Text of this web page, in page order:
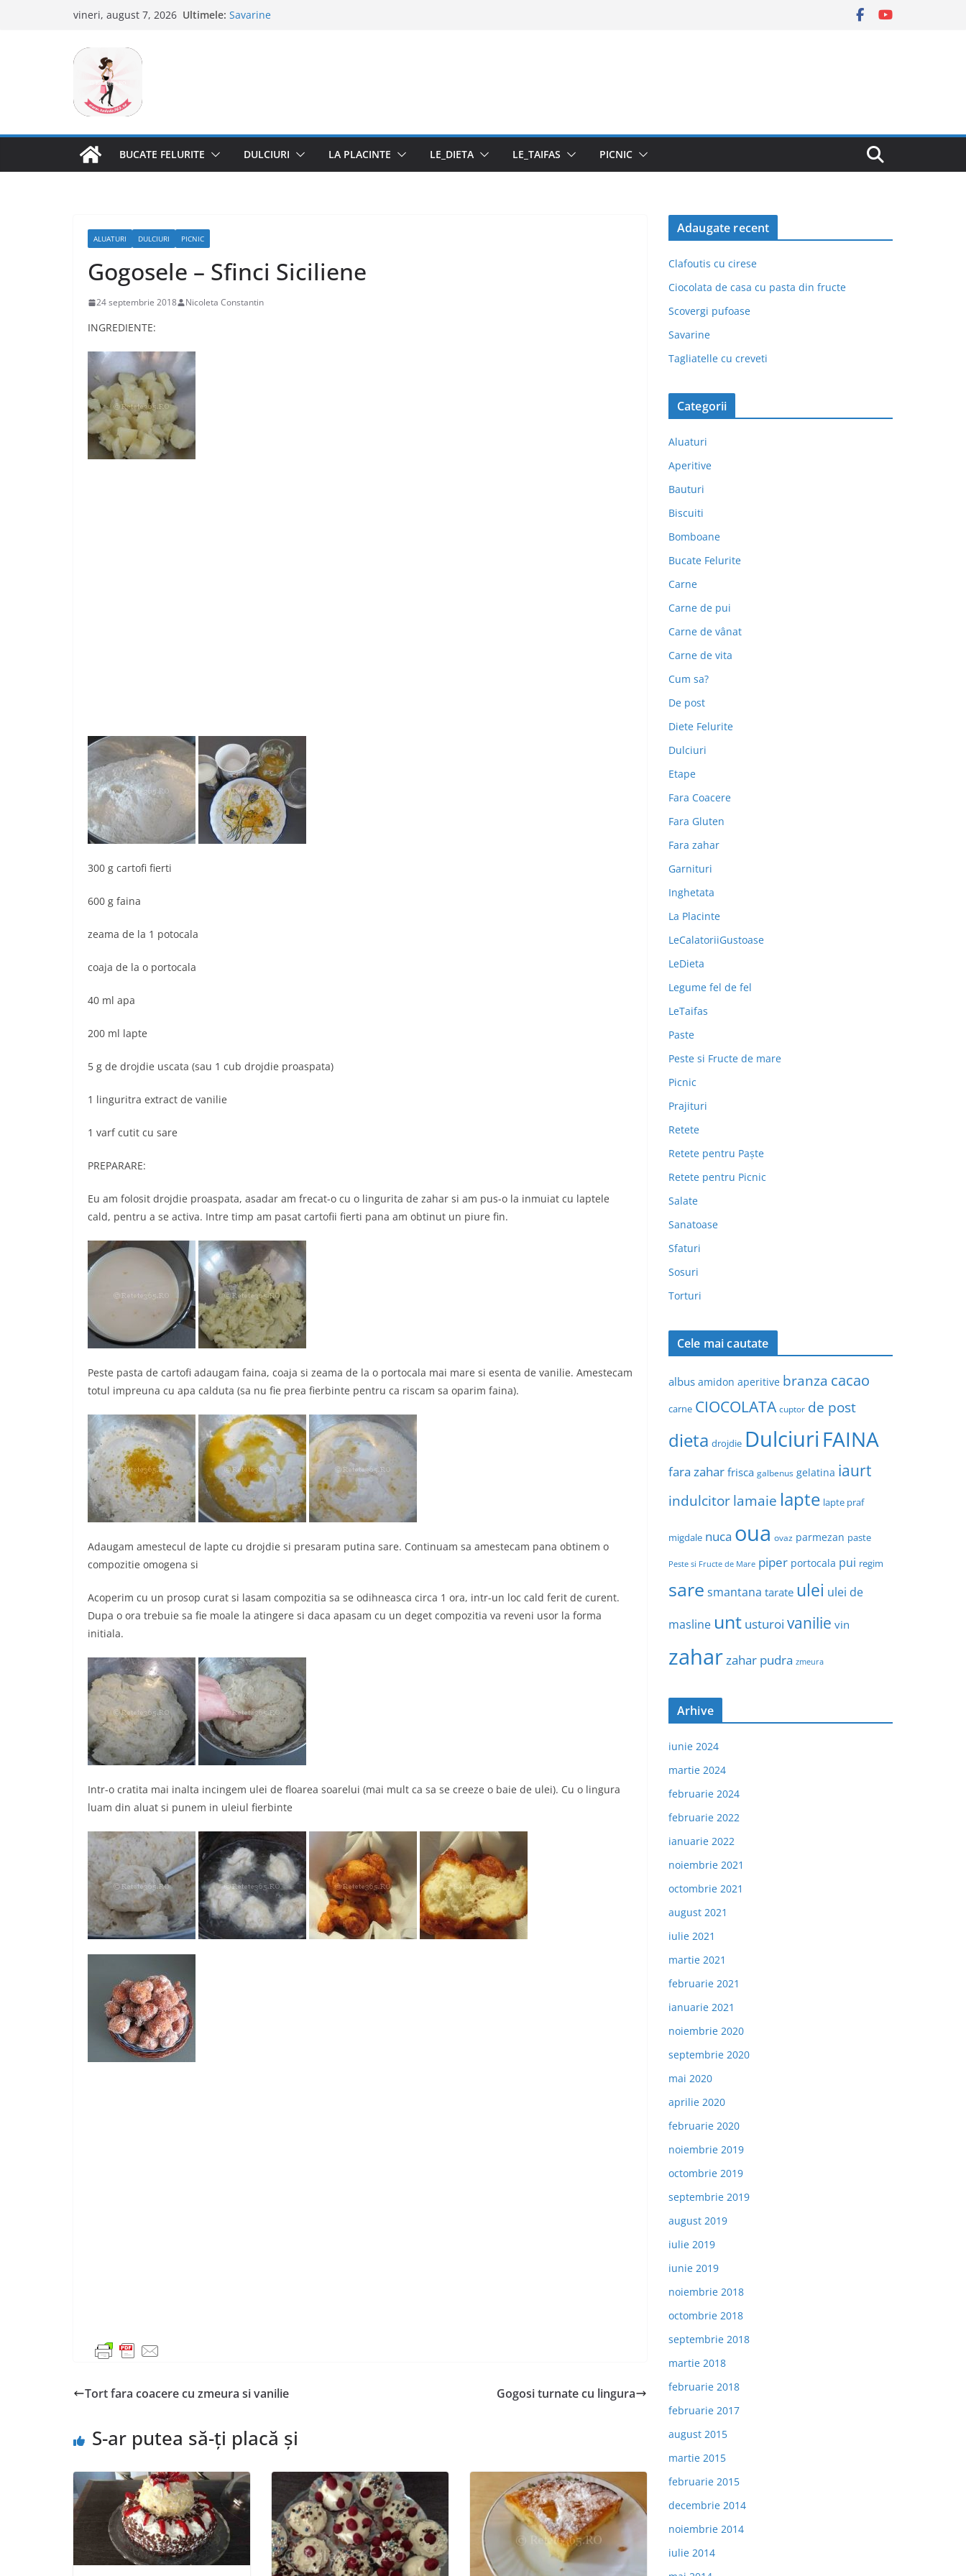
vineri, august 7, 2026 Ultimele: Savarine
BUCATE FELURITE DULCIURI LA PLACINTE LE_DIETA LE_TAIFAS PICNIC
ALUATURI DULCIURI PICNIC
Gogosele – Sfinci Siciliene
24 septembrie 2018 Nicoleta Constantin
INGREDIENTE:
300 g cartofi fierti
600 g faina
zeama de la 1 potocala
coaja de la o portocala
40 ml apa
200 ml lapte
5 g de drojdie uscata (sau 1 cub drojdie proaspata)
1 linguritra extract de vanilie
1 varf cutit cu sare
PREPARARE:
Eu am folosit drojdie proaspata, asadar am frecat-o cu o lingurita de zahar si am pus-o la inmuiat cu laptele
cald, pentru a se activa. Intre timp am pasat cartofii fierti pana am obtinut un piure fin.
Peste pasta de cartofi adaugam faina, coaja si zeama de la o portocala mai mare si esenta de vanilie. Amestecam
totul impreuna cu apa calduta (sa nu fie prea fierbinte pentru ca riscam sa oparim faina).
Adaugam amestecul de lapte cu drojdie si presaram putina sare. Continuam sa amestecam pana obtinem o
compozitie omogena si
Acoperim cu un prosop curat si lasam compozitia sa se odihneasca circa 1 ora, intr-un loc cald ferit de curent.
Dupa o ora trebuie sa fie moale la atingere si daca apasam cu un deget compozitia va reveni usor la forma
initiala.
Intr-o cratita mai inalta incingem ulei de floarea soarelui (mai mult ca sa se creeze o baie de ulei). Cu o lingura
luam din aluat si punem in uleiul fierbinte
Tort fara coacere cu zmeura si vanilie Gogosi turnate cu lingura
S-ar putea să-ți placă și
Adaugate recent
Clafoutis cu cirese
Ciocolata de casa cu pasta din fructe
Scovergi pufoase
Savarine
Tagliatelle cu creveti
Categorii
Aluaturi
Aperitive
Bauturi
Biscuiti
Bomboane
Bucate Felurite
Carne
Carne de pui
Carne de vânat
Carne de vita
Cum sa?
De post
Diete Felurite
Dulciuri
Etape
Fara Coacere
Fara Gluten
Fara zahar
Garnituri
Inghetata
La Placinte
LeCalatoriiGustoase
LeDieta
Legume fel de fel
LeTaifas
Paste
Peste si Fructe de mare
Picnic
Prajituri
Retete
Retete pentru Paște
Retete pentru Picnic
Salate
Sanatoase
Sfaturi
Sosuri
Torturi
Cele mai cautate
albus amidon aperitive branza cacao
carne CIOCOLATA cuptor de post
dieta drojdie Dulciuri FAINA
fara zahar frisca galbenus gelatina iaurt
indulcitorlamaie lapte lapte praf
migdale nuca oua ovaz parmezan paste
Peste si Fructe de Mare piper portocala pui regim
sare smantana tarate ulei ulei de
masline unt usturoi vanilie vin
zaharzahar pudra zmeura
Arhive
iunie 2024
martie 2024
februarie 2024
februarie 2022
ianuarie 2022
noiembrie 2021
octombrie 2021
august 2021
iulie 2021
martie 2021
februarie 2021
ianuarie 2021
noiembrie 2020
septembrie 2020
mai 2020
aprilie 2020
februarie 2020
noiembrie 2019
octombrie 2019
septembrie 2019
august 2019
iulie 2019
iunie 2019
noiembrie 2018
octombrie 2018
septembrie 2018
martie 2018
februarie 2018
februarie 2017
august 2015
martie 2015
februarie 2015
decembrie 2014
noiembrie 2014
iulie 2014